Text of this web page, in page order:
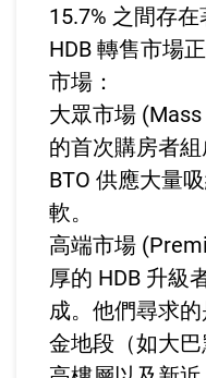
15.7% 之間存
HDB 轉售市場
市場：
大眾市場
的首次購房者
BTO 供應大量
軟。
高端市場
厚的 HDB 升級
成。他們尋求
金地段（如大巴